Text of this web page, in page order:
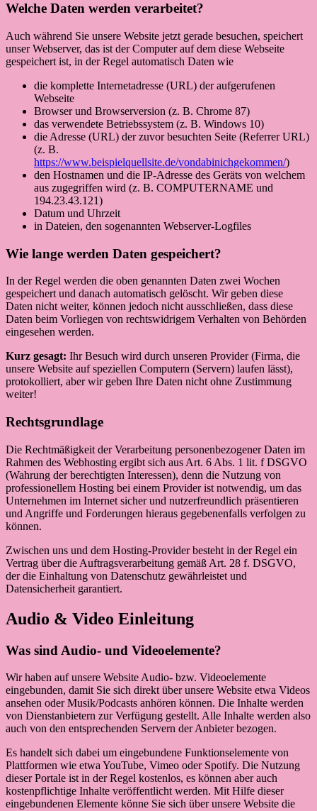
Welche Daten werden verarbeitet?
Auch während Sie unsere Website jetzt gerade besuchen, speichert
unser Webserver, das ist der Computer auf dem diese Webseite
gespeichert ist, in der Regel automatisch Daten wie
die komplette Internetadresse (URL) der aufgerufenen
Webseite
Browser und Browserversion (z. B. Chrome 87)
das verwendete Betriebssystem (z. B. Windows 10)
die Adresse (URL) der zuvor besuchten Seite (Referrer URL)
(z. B.
https://www.beispielquellsite.de/vondabinichgekommen/)
den Hostnamen und die IP-Adresse des Geräts von welchem
aus zugegriffen wird (z. B. COMPUTERNAME und
194.23.43.121)
Datum und Uhrzeit
in Dateien, den sogenannten Webserver-Logfiles
Wie lange werden Daten gespeichert?
In der Regel werden die oben genannten Daten zwei Wochen
gespeichert und danach automatisch gelöscht. Wir geben diese
Daten nicht weiter, können jedoch nicht ausschließen, dass diese
Daten beim Vorliegen von rechtswidrigem Verhalten von Behörden
eingesehen werden.
Kurz gesagt: Ihr Besuch wird durch unseren Provider (Firma, die
unsere Website auf speziellen Computern (Servern) laufen lässt),
protokolliert, aber wir geben Ihre Daten nicht ohne Zustimmung
weiter!
Rechtsgrundlage
Die Rechtmäßigkeit der Verarbeitung personenbezogener Daten im
Rahmen des Webhosting ergibt sich aus Art. 6 Abs. 1 lit. f DSGVO
(Wahrung der berechtigten Interessen), denn die Nutzung von
professionellem Hosting bei einem Provider ist notwendig, um das
Unternehmen im Internet sicher und nutzerfreundlich präsentieren
und Angriffe und Forderungen hieraus gegebenenfalls verfolgen zu
können.
Zwischen uns und dem Hosting-Provider besteht in der Regel ein
Vertrag über die Auftragsverarbeitung gemäß Art. 28 f. DSGVO,
der die Einhaltung von Datenschutz gewährleistet und
Datensicherheit garantiert.
Audio & Video Einleitung
Was sind Audio- und Videoelemente?
Wir haben auf unsere Website Audio- bzw. Videoelemente
eingebunden, damit Sie sich direkt über unsere Website etwa Videos
ansehen oder Musik/Podcasts anhören können. Die Inhalte werden
von Dienstanbietern zur Verfügung gestellt. Alle Inhalte werden also
auch von den entsprechenden Servern der Anbieter bezogen.
Es handelt sich dabei um eingebundene Funktionselemente von
Plattformen wie etwa YouTube, Vimeo oder Spotify. Die Nutzung
dieser Portale ist in der Regel kostenlos, es können aber auch
kostenpflichtige Inhalte veröffentlicht werden. Mit Hilfe dieser
eingebundenen Elemente könne Sie sich über unsere Website die